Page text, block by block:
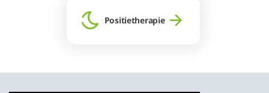
Positietherapie